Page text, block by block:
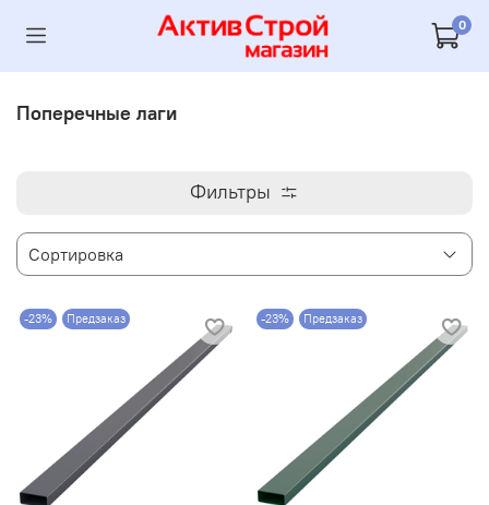
0
Поперечные лаги
Фильтры
-23% Предзаказ -23% Предзаказ